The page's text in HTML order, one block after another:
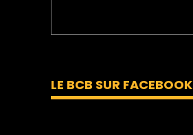
LE BCB SUR FACEBOOK